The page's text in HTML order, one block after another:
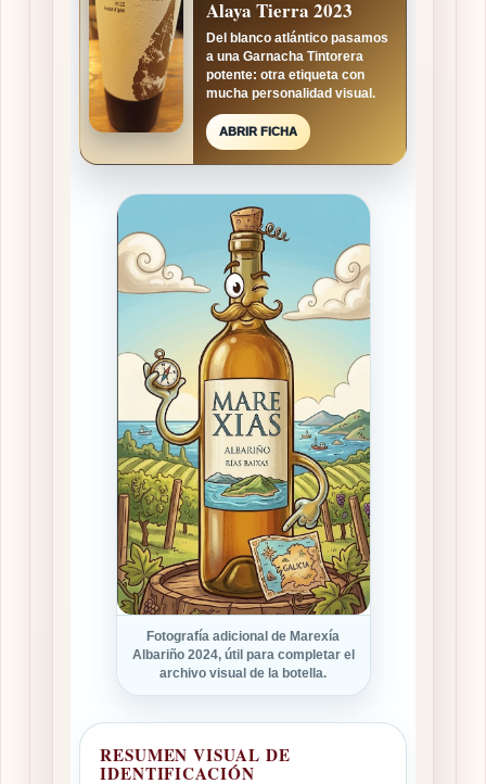
Alaya Tierra 2023
Del blanco atlántico pasamos
a una Garnacha Tintorera
potente: otra etiqueta con
mucha personalidad visual.
ABRIR FICHA
Fotografía adicional de Marexía
Albariño 2024, útil para completar el
archivo visual de la botella.
RESUMEN VISUAL DE
IDENTIFICACIÓN